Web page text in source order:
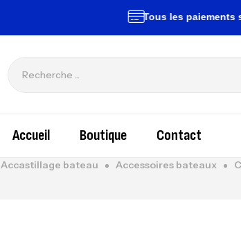
Tous les paiements sont
Accueil Boutique Contact
Accastillage bateau Accessoires bateaux